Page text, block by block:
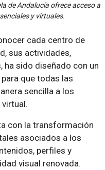
de Andalucía ofrece acceso a
y virtuales.
cada centro de
sus actividades,
ha sido diseñado con un
que todas las
sencilla a los
con la transformación
asociados a los
perfiles y
visual renovada.